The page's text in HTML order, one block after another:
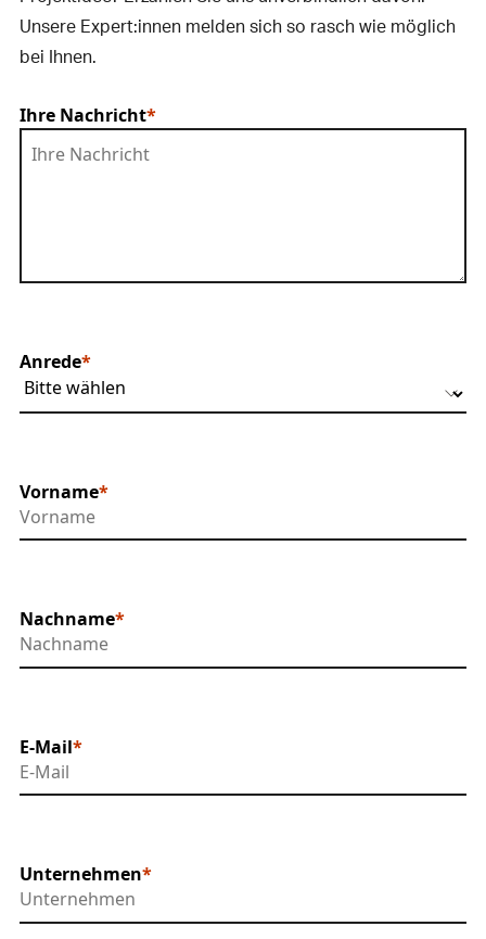
Unsere Expert:innen melden sich so rasch wie möglich
bei Ihnen.
Ihre Nachricht
Anrede
Vorname
Nachname
E-Mail
Unternehmen